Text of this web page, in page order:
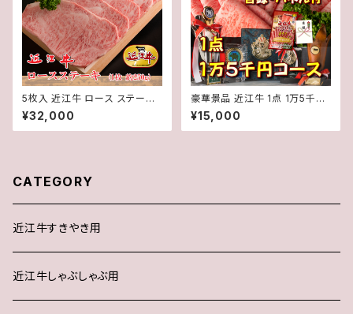
5枚入 近江牛 ロース ステーキ
(1枚約250g) 5枚 計約1250g【
冷蔵 】 A５ 「 認定 」近江牛 ★
送料無料 ★※一部地域を除く
¥32,000
豪華景品 近江牛 1点 1万5千円
コース 目録・パネル付き ゴルフ
コンペ 二次会 イベント
¥15,000
CATEGORY
近江牛すきやき用
近江牛しゃぶしゃぶ用